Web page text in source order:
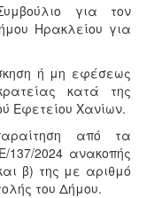
για τον
Ηρακλείου για
ή μη εφέσεως
κατά της
Εφετείου Χανίων.
από τα
2024 ανακοπής
β) της με αριθμό
του Δήμου.